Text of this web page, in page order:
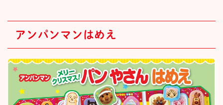
アンパンマンはめえ